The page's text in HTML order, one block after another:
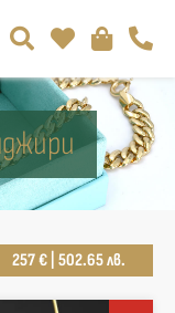
257 € | 502.65 лв.